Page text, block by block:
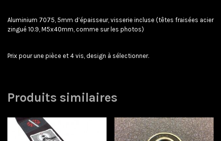
Aluminium 7075, 5mm d’épaisseur, visserie incluse (têtes fraisées acier
zingué 10.9, M5x40mm, comme sur les photos)
Prix pour une pièce et 4 vis, design à sélectionner.
Produits similaires